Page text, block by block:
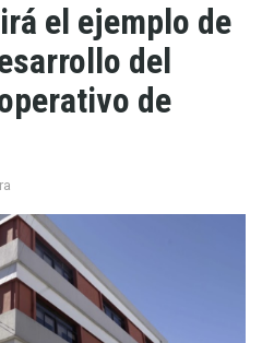
el ejemplo de
del
de